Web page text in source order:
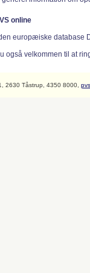
online
europæiske database
også velkommen til at
2630 Tåstrup, 4350 8000,